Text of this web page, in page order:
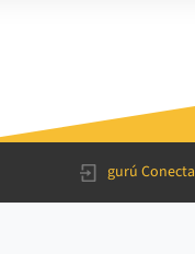
gurú Conecta